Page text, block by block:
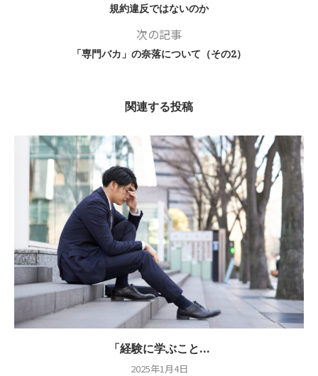
規約違反ではないのか
次の記事
「専門バカ」の奈落について（その2）
関連する投稿
「経験に学ぶこと...
2025年1月4日